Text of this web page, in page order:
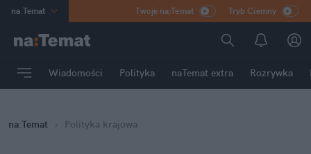
na:Temat
Poland
mama
Rozrywka
Twoje na:Temat Tryb Ciemny
Wiadomości Polityka naTemat extra Rozrywka
na:Temat Polityka krajowa